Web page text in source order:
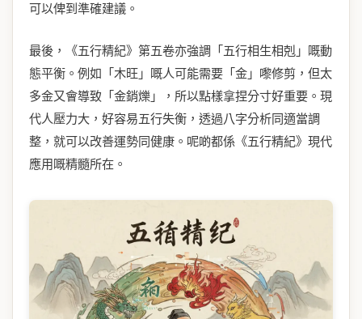
可以俾到準確建議。
最後，《五行精紀》第五卷亦強調「五行相生相剋」嘅動
態平衡。例如「木旺」嘅人可能需要「金」嚟修剪，但太
多金又會導致「金銷爍」，所以點樣拿捏分寸好重要。現
代人壓力大，好容易五行失衡，透過八字分析同適當調
整，就可以改善運勢同健康。呢啲都係《五行精紀》現代
應用嘅精髓所在。